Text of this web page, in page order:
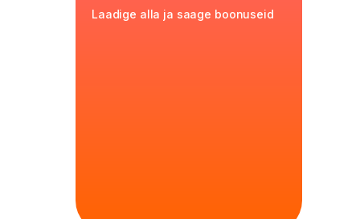
Laadige alla ja saage boonuseid